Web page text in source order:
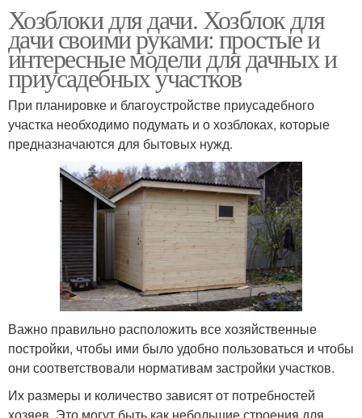
Хозблоки для дачи. Хозблок для
дачи своими руками: простые и
интересные модели для дачных и
приусадебных участков
При планировке и благоустройстве приусадебного
участка необходимо подумать и о хозблоках, которые
предназначаются для бытовых нужд.
Важно правильно расположить все хозяйственные
постройки, чтобы ими было удобно пользоваться и чтобы
они соответствовали нормативам застройки участков.
Их размеры и количество зависят от потребностей
хозяев. Это могут быть как небольшие строения для